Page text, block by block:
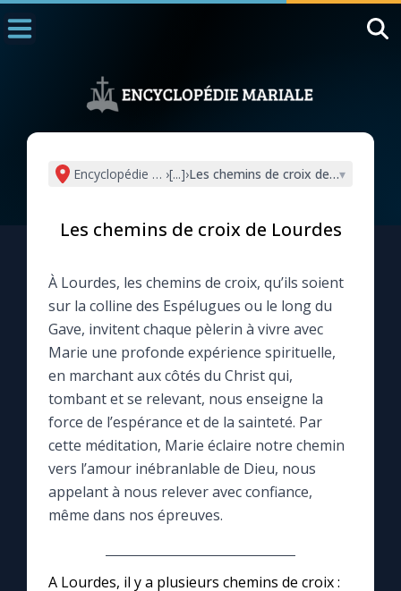
L'actualité de la semaine
La chaîne Youtube
La newsletter
La vidéo de la semaine
Le compte Tiktok
Le magazine
Encyclopédie mariale
›[...]›Les chemins de croix de Lourdes
▾
Les chemins de croix de Lourdes
À Lourdes, les chemins de croix, qu’ils soient
sur la colline des Espélugues ou le long du
Gave, invitent chaque pèlerin à vivre avec
Marie une profonde expérience spirituelle,
en marchant aux côtés du Christ qui,
tombant et se relevant, nous enseigne la
force de l’espérance et de la sainteté. Par
cette méditation, Marie éclaire notre chemin
vers l’amour inébranlable de Dieu, nous
appelant à nous relever avec confiance,
même dans nos épreuves.
A Lourdes, il y a plusieurs chemins de croix :